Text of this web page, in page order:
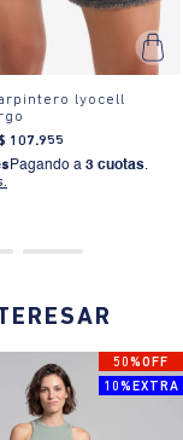
lyocell
$ 107.955
Pagando a 3 cuotas.
50%OFF
10%EXTRA